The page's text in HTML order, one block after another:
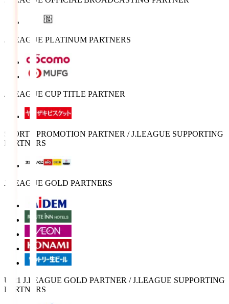
J.LEAGUE PLATINUM PARTNERS
J.LEAGUE CUP TITLE PARTNER
SPORTS PROMOTION PARTNER / J.LEAGUE SUPPORTING
PARTNERS
J.LEAGUE GOLD PARTNERS
U-21 J.LEAGUE GOLD PARTNER / J.LEAGUE SUPPORTING
PARTNERS